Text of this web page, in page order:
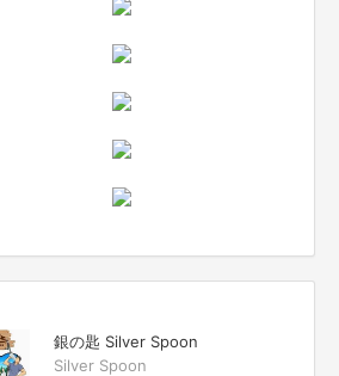
銀の匙 Silver Spoon
Silver Spoon